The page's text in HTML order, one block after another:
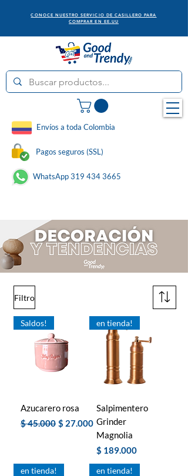
CONOCE NUESTRO SERVICIO DE CASILLERO PARA
COMPRAR EN EE.UU
Envíos a toda Colombia
Pagos seguros (SSL)
WhatsApp 319 434 3665
Filtro
Saldos!
Azucarero rosa
Precio
$ 45.000 Precio de oferta
$ 27.000
en tienda!
Salpimentero
Grinder
Magnolia
Precio
$ 189.000
en tienda! en tienda!